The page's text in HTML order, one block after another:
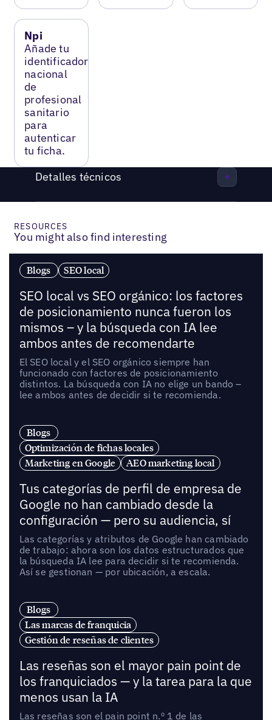
Npi
Añade tu
identificador
nacional
de
profesional
sanitario
para
autenticar
tu ficha.
Detalles técnicos
RESOURCES
You might also find interesting
Blogs SEO local
SEO local vs SEO orgánico: los factores
de posicionamiento nunca fueron los
mismos – y la búsqueda con IA lee
ambos antes de recomendarte
El SEO local y el SEO orgánico siempre han
funcionado con factores de posicionamiento
distintos. La búsqueda con IA no elige un bando –
lee ambos antes de decidir si te recomienda.
Blogs
Optimización de fichas locales
Marketing en Google
AEO marketing local
Tus categorías de perfil de empresa de
Google no han cambiado desde la
configuración — pero su audiencia, sí
Las categorías y atributos de Google han cambiado
de trabajo: ahora son los datos estructurados que
la búsqueda IA lee para decidir si te recomienda.
Así se gestionan — por ubicación, a escala.
Blogs
Las marcas de franquicia
Gestión de reseñas de clientes
Las reseñas son el mayor pain point de
los franquiciados — y la tarea para la que
menos usan la IA
Las reseñas son el pain point n.º 1 de las